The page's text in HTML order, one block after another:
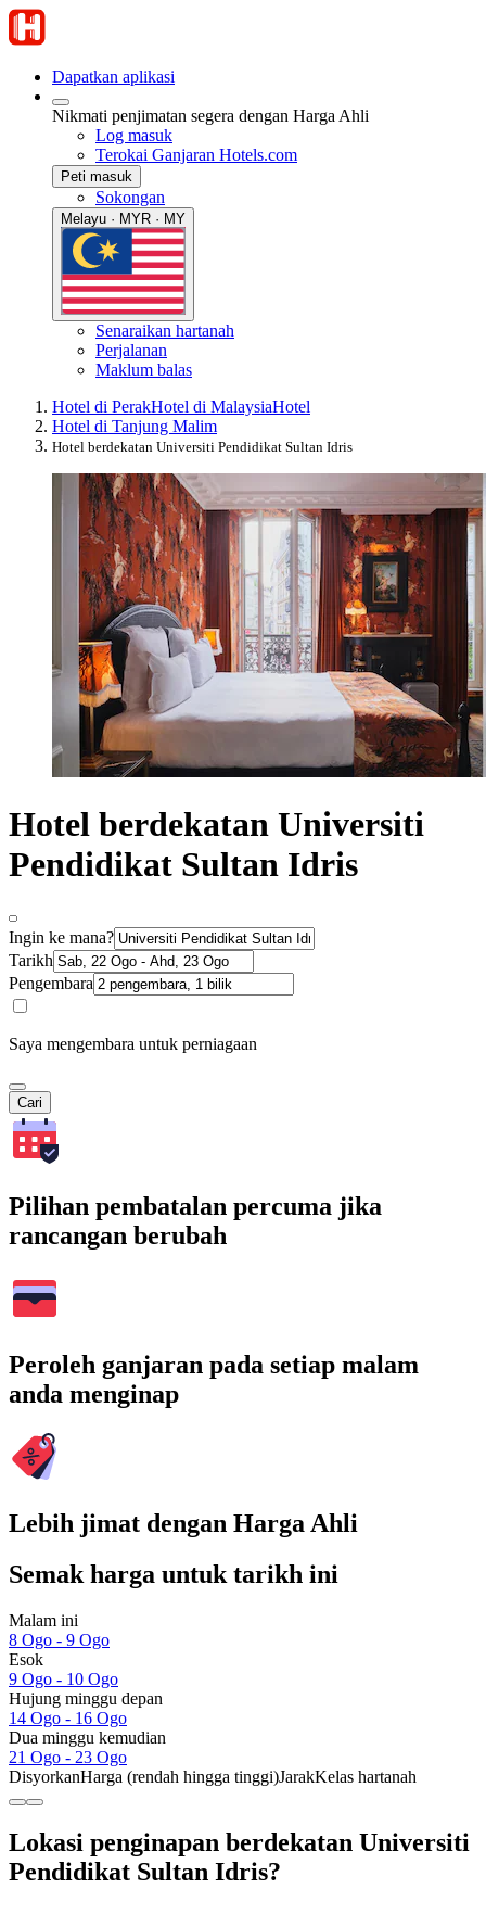
Dapatkan aplikasi
Nikmati penjimatan segera dengan Harga Ahli
Log masuk
Terokai Ganjaran Hotels.com
Peti masuk
Sokongan
Melayu · MYR · MY
Senaraikan hartanah
Perjalanan
Maklum balas
Hotel di PerakHotel di MalaysiaHotel
Hotel di Tanjung Malim
Hotel berdekatan Universiti Pendidikat Sultan Idris
Hotel berdekatan Universiti
Pendidikat Sultan Idris
Ingin ke mana?
Tarikh
Pengembara
Saya mengembara untuk perniagaan
Cari
Pilihan pembatalan percuma jika
rancangan berubah
Peroleh ganjaran pada setiap malam
anda menginap
Lebih jimat dengan Harga Ahli
Semak harga untuk tarikh ini
Malam ini
8 Ogo - 9 Ogo
Esok
9 Ogo - 10 Ogo
Hujung minggu depan
14 Ogo - 16 Ogo
Dua minggu kemudian
21 Ogo - 23 Ogo
DisyorkanHarga (rendah hingga tinggi)JarakKelas hartanah
Lokasi penginapan berdekatan Universiti
Pendidikat Sultan Idris?